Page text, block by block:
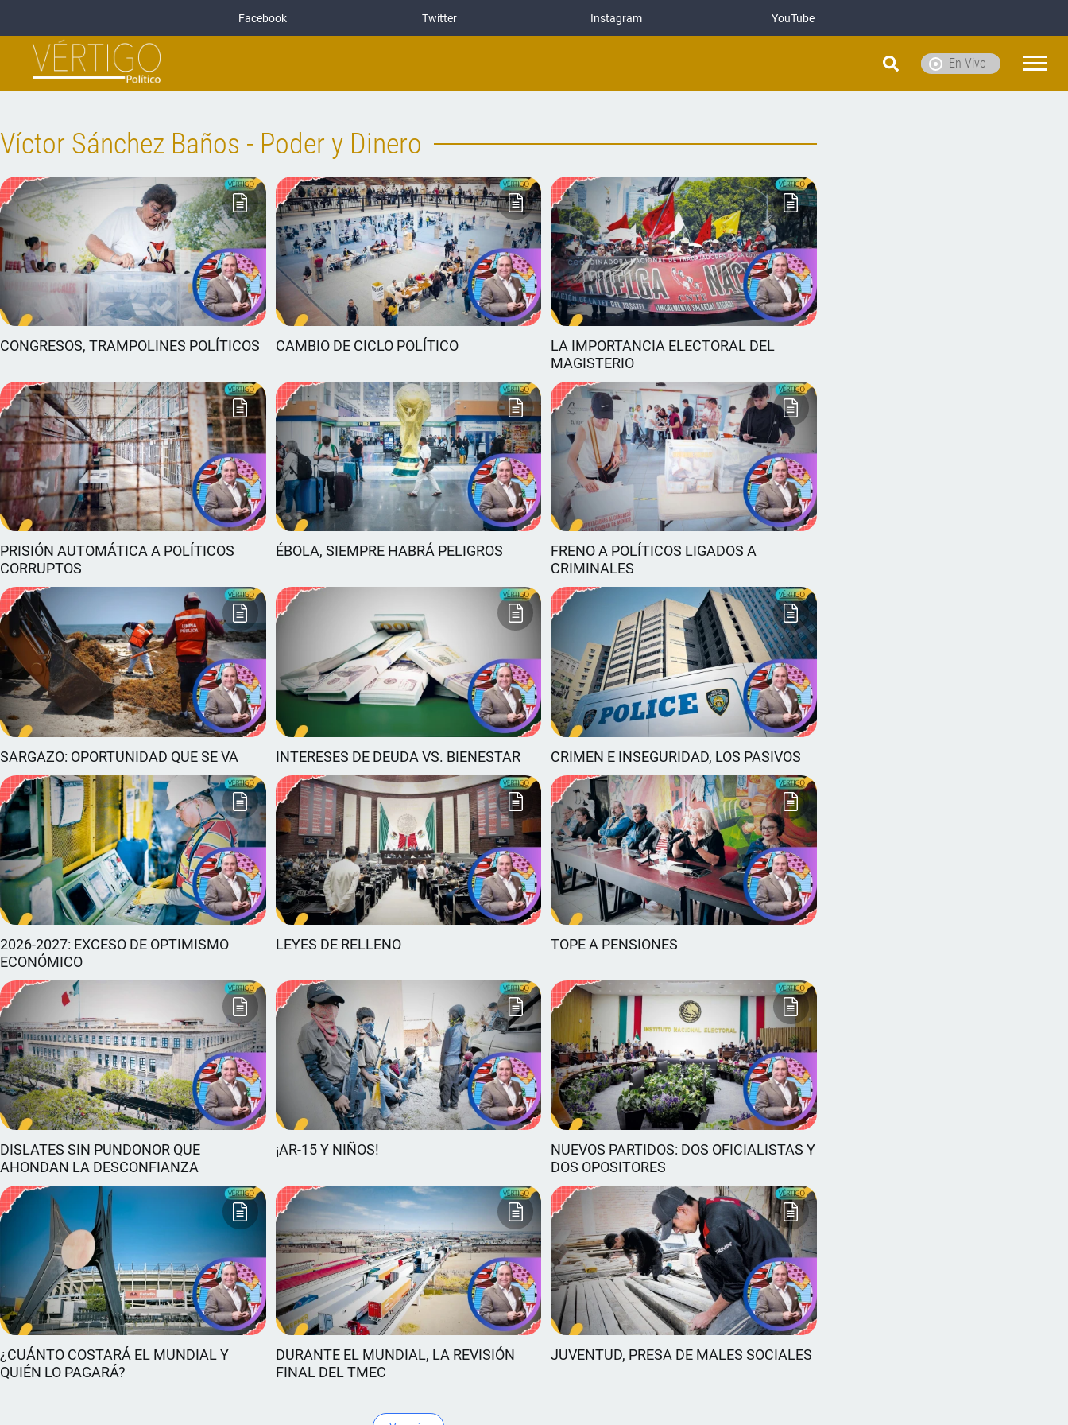
Facebook Twitter Instagram YouTube
En Vivo
Víctor Sánchez Baños - Poder y Dinero
CONGRESOS, TRAMPOLINES POLÍTICOS CAMBIO DE CICLO POLÍTICO
LA IMPORTANCIA ELECTORAL DEL
MAGISTERIO
PRISIÓN AUTOMÁTICA A POLÍTICOS
CORRUPTOS
ÉBOLA, SIEMPRE HABRÁ PELIGROS
FRENO A POLÍTICOS LIGADOS A
CRIMINALES
SARGAZO: OPORTUNIDAD QUE SE VA INTERESES DE DEUDA VS. BIENESTAR CRIMEN E INSEGURIDAD, LOS PASIVOS
2026-2027: EXCESO DE OPTIMISMO
ECONÓMICO
LEYES DE RELLENO TOPE A PENSIONES
DISLATES SIN PUNDONOR QUE
AHONDAN LA DESCONFIANZA
¡AR-15 Y NIÑOS!
NUEVOS PARTIDOS: DOS OFICIALISTAS Y
DOS OPOSITORES
¿CUÁNTO COSTARÁ EL MUNDIAL Y
QUIÉN LO PAGARÁ?
DURANTE EL MUNDIAL, LA REVISIÓN
FINAL DEL TMEC
JUVENTUD, PRESA DE MALES SOCIALES